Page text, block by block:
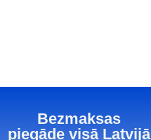
Bezmaksas
piegāde visā Latvijā